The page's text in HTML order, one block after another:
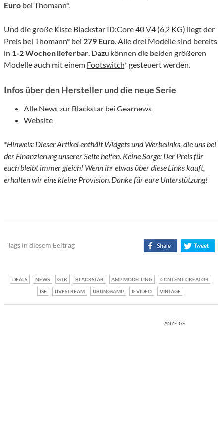
Euro bei Thomann*.
Und die große Kiste Blackstar ID:Core 40 V4 (6,2 KG) liegt der
Preis bei Thomann* bei 279 Euro. Alle drei Modelle sind bereits
in 1-2 Wochen lieferbar. Dazu können die beiden größeren
Modelle auch mit einem Footswitch* gesteuert werden.
Infos über den Hersteller und die neue Serie
Alle News zur Blackstar bei Gearnews
Website
*Hinweis: Dieser Artikel enthält Widgets und Werbelinks, die uns bei
der Finanzierung unserer Seite helfen. Keine Sorge: Der Preis für
euch bleibt immer gleich! Wenn ihr etwas über diese Links kauft,
erhalten wir eine kleine Provision. Danke für eure Unterstützung!
Tags in diesem Beitrag
DEALS NEWS GTR BLACKSTAR AMP MODELLING
CONTENT CREATOR
ISF
LIVESTREAM ÜBUNGSAMP VIDEO VINTAGE
ANZEIGE